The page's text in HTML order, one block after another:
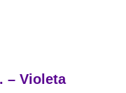
– Violeta